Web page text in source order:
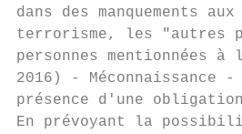
dans des manquements
terrorisme, les "autres
personnes mentionnées
2016) - Méconnaissance
présence d'une
En prévoyant la